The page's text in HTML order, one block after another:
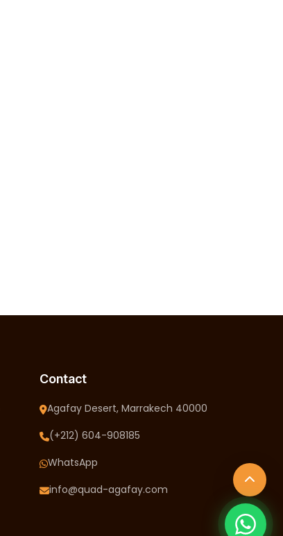
Contact
Agafay Desert, Marrakech 40000
(+212) 604-908185
WhatsApp
info@quad-agafay.com